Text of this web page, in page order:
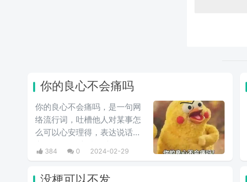
你的良心不会痛吗
你的良心不会痛吗，是一句网
络流行词，吐槽他人对某事怎
么可以心安理得，表达说话人
心里mmp的心情。这里
的“痛”含有“内疚、愧疚、不好
384 0 2024-02-29